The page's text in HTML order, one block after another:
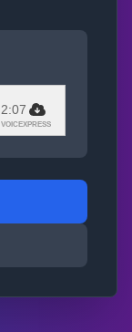
2:07
VOICEXPRESS